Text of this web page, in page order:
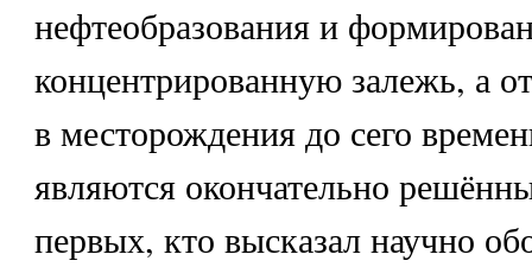
нефтеобразования и
концентрированную залежь, а
в месторождения до сего
являются окончательно
первых, кто высказал научно